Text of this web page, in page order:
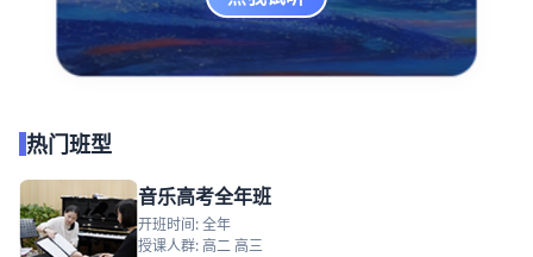
热门班型
音乐高考全年班
开班时间: 全年
授课人群: 高二 高三